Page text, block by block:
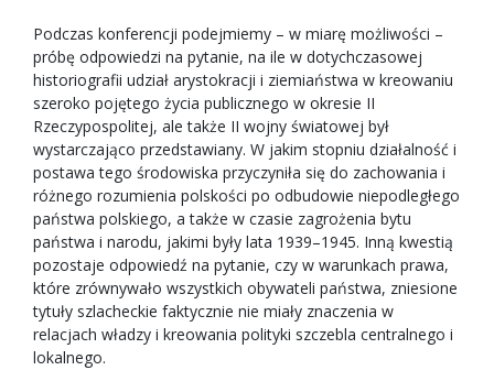
Podczas konferencji podejmiemy – w miarę możliwości –
próbę odpowiedzi na pytanie, na ile w dotychczasowej
historiografii udział arystokracji i ziemiaństwa w kreowaniu
szeroko pojętego życia publicznego w okresie II
Rzeczypospolitej, ale także II wojny światowej był
wystarczająco przedstawiany. W jakim stopniu działalność i
postawa tego środowiska przyczyniła się do zachowania i
różnego rozumienia polskości po odbudowie niepodległego
państwa polskiego, a także w czasie zagrożenia bytu
państwa i narodu, jakimi były lata 1939–1945. Inną kwestią
pozostaje odpowiedź na pytanie, czy w warunkach prawa,
które zrównywało wszystkich obywateli państwa, zniesione
tytuły szlacheckie faktycznie nie miały znaczenia w
relacjach władzy i kreowania polityki szczebla centralnego i
lokalnego.